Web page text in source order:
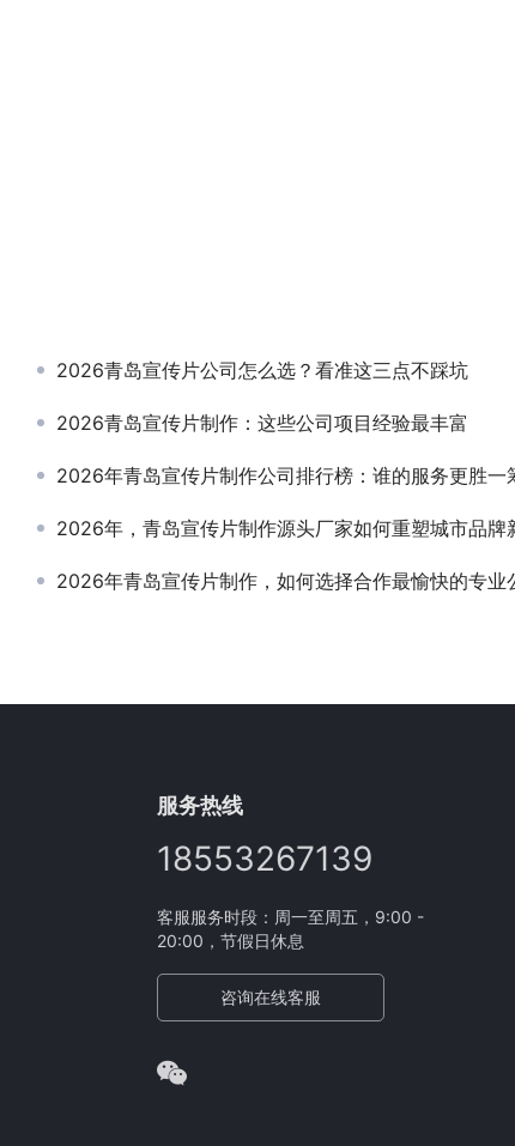
2026青岛宣传片公司怎么选？看准这三点不踩坑
2026青岛宣传片制作：这些公司项目经验最丰富
2026年青岛宣传片制作公司排行榜：谁的服务更胜一
2026年，青岛宣传片制作源头厂家如何重塑城市品牌
2026年青岛宣传片制作，如何选择合作最愉快的专业
服务热线
18553267139
客服服务时段：周一至周五，9:00 -
20:00，节假日休息
咨询在线客服